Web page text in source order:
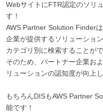
WebサイトにFTR認定のソリ
す！
AWS Partner Solution Finder
企業が提供するソリューショ
カテゴリ別に検索することがで
そのため、パートナー企業お
リューションの認知度が向上し
もちろんDISもAWS Partner
能です！